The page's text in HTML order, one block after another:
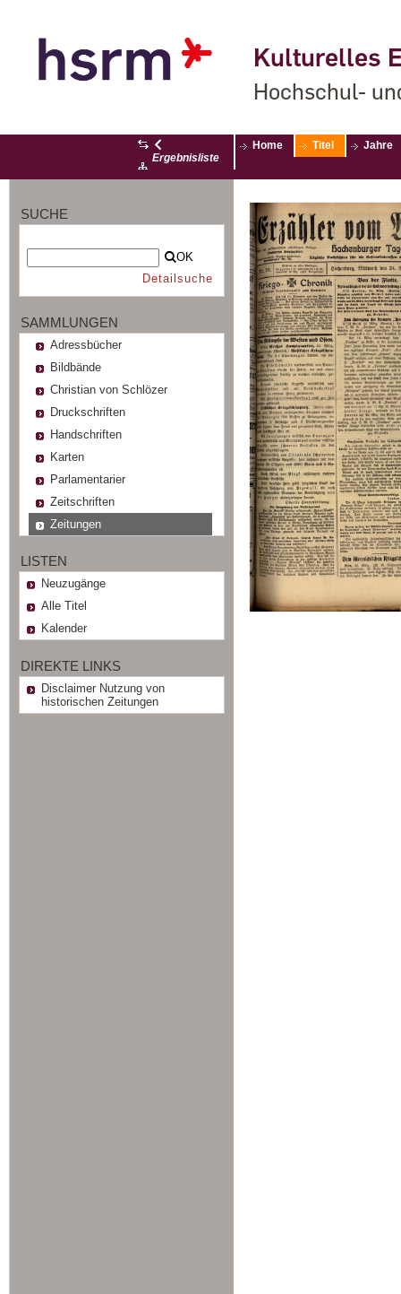
Kulturelles
Hochschul-
Ergebnisliste
Home Titel Jahre
SUCHE
OK
Detailsuche
SAMMLUNGEN
Adressbücher
Bildbände
Christian von Schlözer
Druckschriften
Handschriften
Karten
Parlamentarier
Zeitschriften
Zeitungen
LISTEN
Neuzugänge
Alle Titel
Kalender
DIREKTE LINKS
Disclaimer Nutzung von
historischen Zeitungen